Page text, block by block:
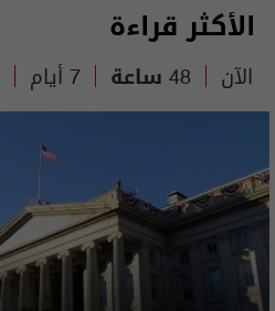
الأكثر قراءة
الآن 48 ساعة 7 أيام